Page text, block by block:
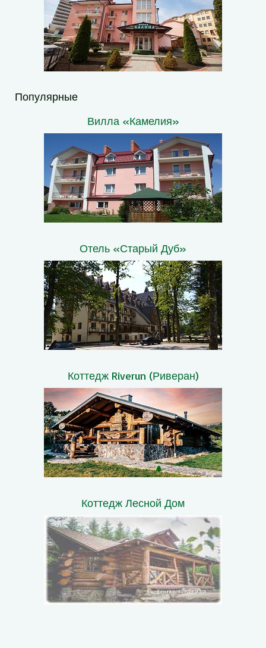
Популярные
Вилла «Камелия»
Отель «Старый Дуб»
Коттедж Riverun (Риверан)
Коттедж Лесной Дом